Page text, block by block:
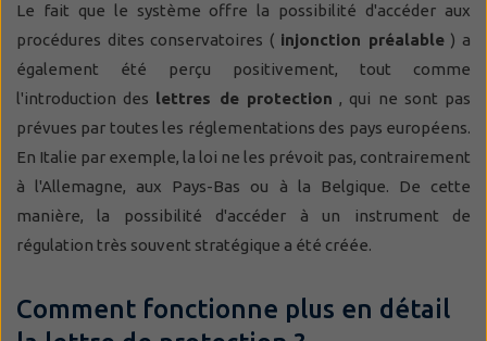
Le fait que le système offre la possibilité d'accéder aux
procédures dites conservatoires ( injonction préalable) a
également été perçu positivement, tout comme
l'introduction des lettres de protection , qui ne sont pas
prévues par toutes les réglementations des pays européens.
En Italie par exemple, la loi ne les prévoit pas, contrairement
à l'Allemagne, aux Pays-Bas ou à la Belgique. De cette
manière, la possibilité d'accéder à un instrument de
régulation très souvent stratégique a été créée.
Comment fonctionne plus en détail